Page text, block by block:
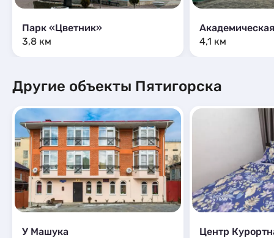
Парк «Цветник»
3,8 км
4,1 км
Другие объекты Пятигорска
У Машука